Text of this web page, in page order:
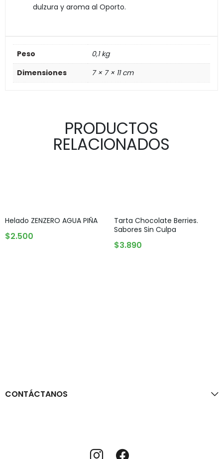
dulzura y aroma al Oporto.
Peso
0,1 kg
Dimensiones
7 × 7 × 11 cm
PRODUCTOS
RELACIONADOS
Helado ZENZERO AGUA PIÑA
$2.500
Tarta Chocolate Berries.
Sabores Sin Culpa
$3.890
CONTÁCTANOS